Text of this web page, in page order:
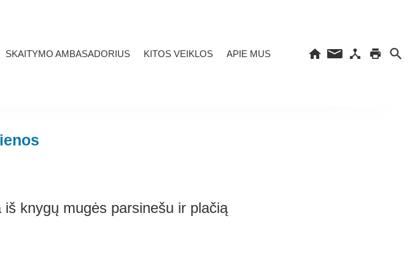
SKAITYMO AMBASADORIUS KITOS VEIKLOS APIE MUS
knygų mugės parsinešu ir plačią